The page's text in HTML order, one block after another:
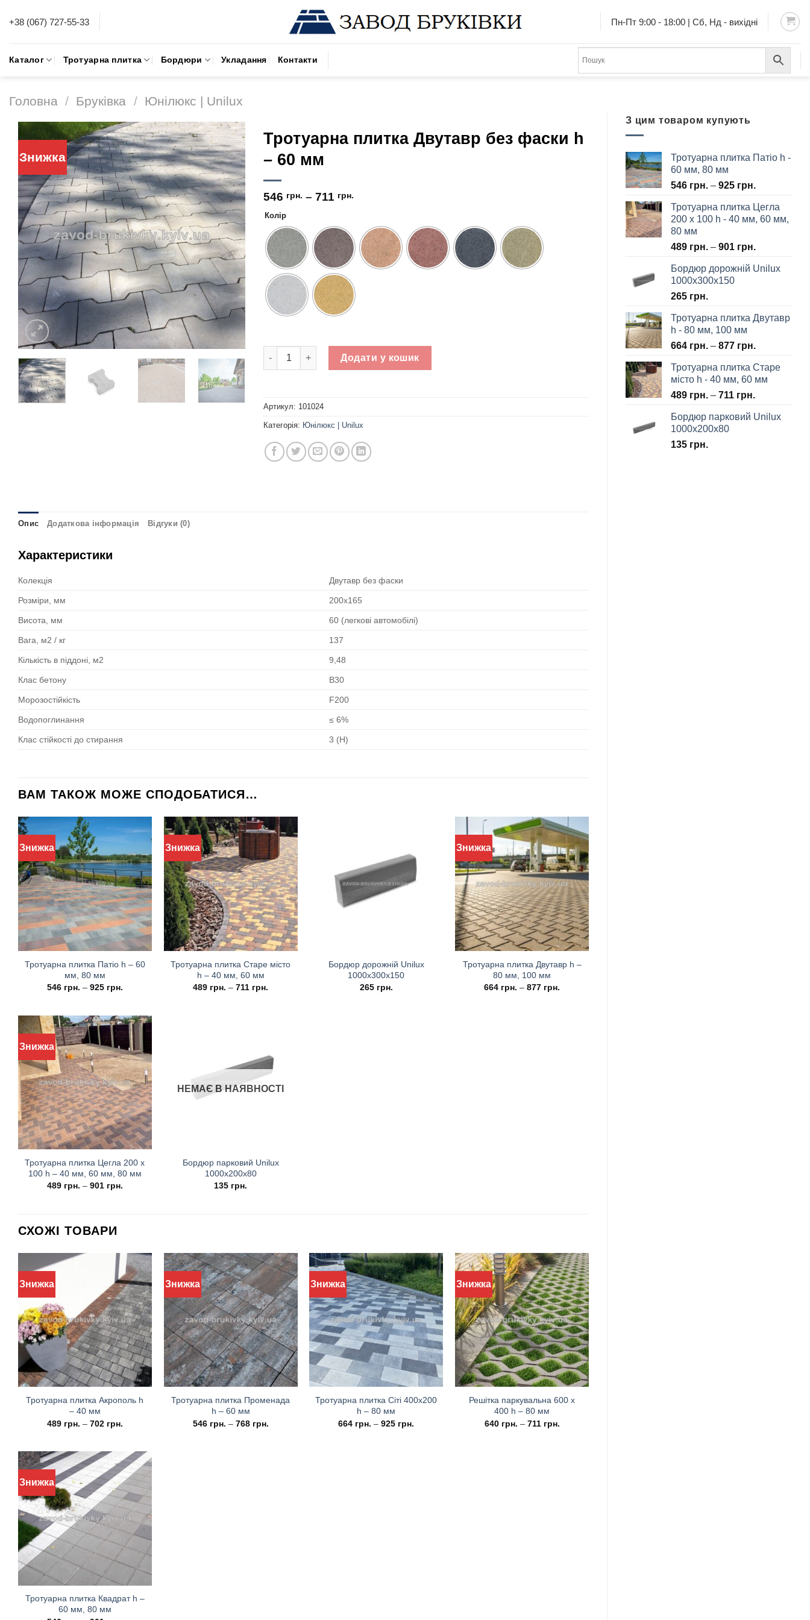
+38 (067) 727-55-33 Пн-Пт 9:00 - 18:00 | Сб, Нд - вихідні
Каталог Тротуарна плитка Бордюри Укладання Контакти
Головна / Бруківка / Юнілюкс | Unilux
З цим товаром купують
Тротуарна плитка Патіо h -
60 мм, 80 мм
546 грн. – 925 грн.
Тротуарна плитка Цегла
200 х 100 h - 40 мм, 60 мм,
80 мм
489 грн. – 901 грн.
Бордюр дорожній Unilux
1000х300х150
265 грн.
Тротуарна плитка Двутавр
h - 80 мм, 100 мм
664 грн. – 877 грн.
Тротуарна плитка Старе
місто h - 40 мм, 60 мм
489 грн. – 711 грн.
Бордюр парковий Unilux
1000х200х80
135 грн.
Знижка
Тротуарна плитка Двутавр без фаски h
– 60 мм
546 грн. –711 грн.
Колір
Тротуарна плитка Двутавр без фаски h - 60 мм кількість
Додати у кошик
Артикул: 101024
Категорія: Юнілюкс | Unilux
Опис Додаткова інформація Відгуки (0)
Характеристики
Колекція Двутавр без фаски
Розміри, мм 200х165
Висота, мм 60 (легкові автомобілі)
Вага, м2 / кг 137
Кількість в піддоні, м2 9,48
Клас бетону В30
Морозостійкість F200
Водопоглинання ≤ 6%
Клас стійкості до стирання 3 (Н)
ВАМ ТАКОЖ МОЖЕ СПОДОБАТИСЯ…
Знижка
Тротуарна плитка Патіо h – 60
мм, 80 мм
546 грн. – 925 грн.
Знижка
Тротуарна плитка Старе місто
h – 40 мм, 60 мм
489 грн. –711 грн.
Бордюр дорожній Unilux
1000х300х150
265 грн.
Знижка
Тротуарна плитка Двутавр h –
80 мм, 100 мм
664 грн. –877 грн.
Знижка
Тротуарна плитка Цегла 200 х
100 h – 40 мм, 60 мм, 80 мм
489 грн. – 901 грн.
НЕМАЄ В НАЯВНОСТІ
Бордюр парковий Unilux
1000х200х80
135 грн.
СХОЖІ ТОВАРИ
Знижка
Тротуарна плитка Акрополь h
– 40 мм
489 грн. – 702 грн.
Знижка
Тротуарна плитка Променада
h – 60 мм
546 грн. – 768 грн.
Знижка
Тротуарна плитка Cіті 400х200
h – 80 мм
664 грн. –925 грн.
Знижка
Решітка паркувальна 600 х
400 h – 80 мм
640 грн. – 711 грн.
Знижка
Тротуарна плитка Квадрат h –
60 мм, 80 мм